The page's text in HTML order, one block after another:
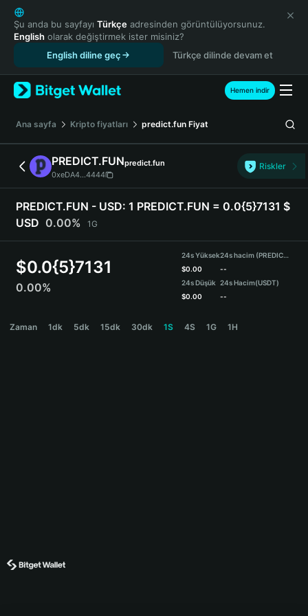
English
日本語
Tiếng Việt
Español (Latinoamérica)
Türkçe
Français
Deutsch
简体中文
繁體中文
Português (Portugal)
Bahasa Indonesia
ภาษาไทย
हिन्दी
Español
Português (Brasil)
Şu anda bu sayfayı Türkçe adresinden görüntülüyorsunuz.
English olarak değiştirmek ister misiniz?
English diline geç
Türkçe dilinde devam et
Hemen indir
Ana sayfa Kripto fiyatları predict.fun Fiyat
PREDICT.FUNpredict.fun
0xeDA4...4444
Riskler
PREDICT.FUN - USD: 1 PREDICT.FUN = 0.0{5}7131 $
USD 0.00% 1G
$0.0{5}7131
0.00%
24s Yüksek
$0.00
24s Düşük
$0.00
24s hacim (PREDICT.FUN)
--
24s Hacim(USDT)
--
Zaman 1dk 5dk 15dk 30dk 1S 4S 1G 1H